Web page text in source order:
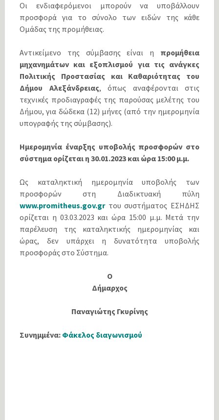
Οι ενδιαφερόμενοι μπορούν να υποβάλλουν
προσφορά για το σύνολο των ειδών της κάθε
Ομάδας της προμήθειας.
Αντικείμενο της σύμβασης είναι η προμήθεια
μηχανημάτων και εξοπλισμού για τις ανάγκες
Πολιτικής Προστασίας και Καθαριότητας του
Δήμου Αλεξάνδρειας, όπως αναφέρονται στις
τεχνικές προδιαγραφές της παρούσας μελέτης του
Δήμου, για δώδεκα (12) μήνες (από την ημερομηνία
υπογραφής της σύμβασης).
Ημερομηνία έναρξης υποβολής προσφορών στο
σύστημα ορίζεται η 30.01.2023 και ώρα 15:00 μ.μ.
Ως καταληκτική ημερομηνία υποβολής των
προσφορών στη Διαδικτυακή πύλη
www.promitheus.gov.grτου συστήματος ΕΣΗΔΗΣ
ορίζεται η 03.03.2023 και ώρα 15:00 μ.μ. Μετά την
παρέλευση της καταληκτικής ημερομηνίας και
ώρας, δεν υπάρχει η δυνατότητα υποβολής
προσφοράς στο Σύστημα.
Ο
Δήμαρχος
Παναγιώτης Γκυρίνης
Συνημμένα: Φάκελος διαγωνισμού